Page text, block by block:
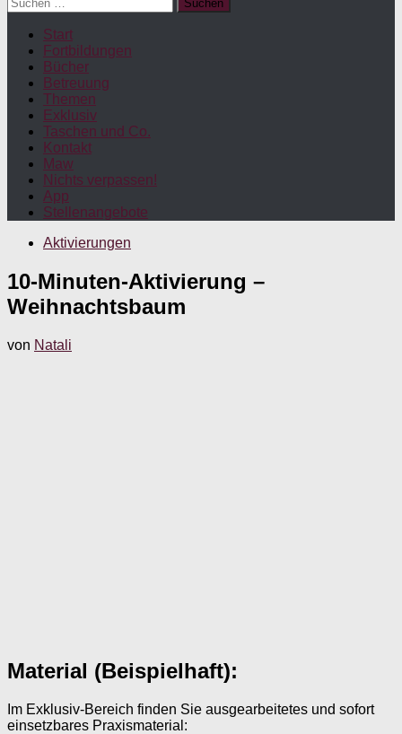
nach:
Start
Fortbildungen
Bücher
Betreuung
Themen
Exklusiv
Taschen und Co.
Kontakt
Maw
Nichts verpassen!
App
Stellenangebote
Aktivierungen
10-Minuten-Aktivierung –
Weihnachtsbaum
von Natali
Material (Beispielhaft):
Im Exklusiv-Bereich finden Sie ausgearbeitetes und sofort
einsetzbares Praxismaterial: